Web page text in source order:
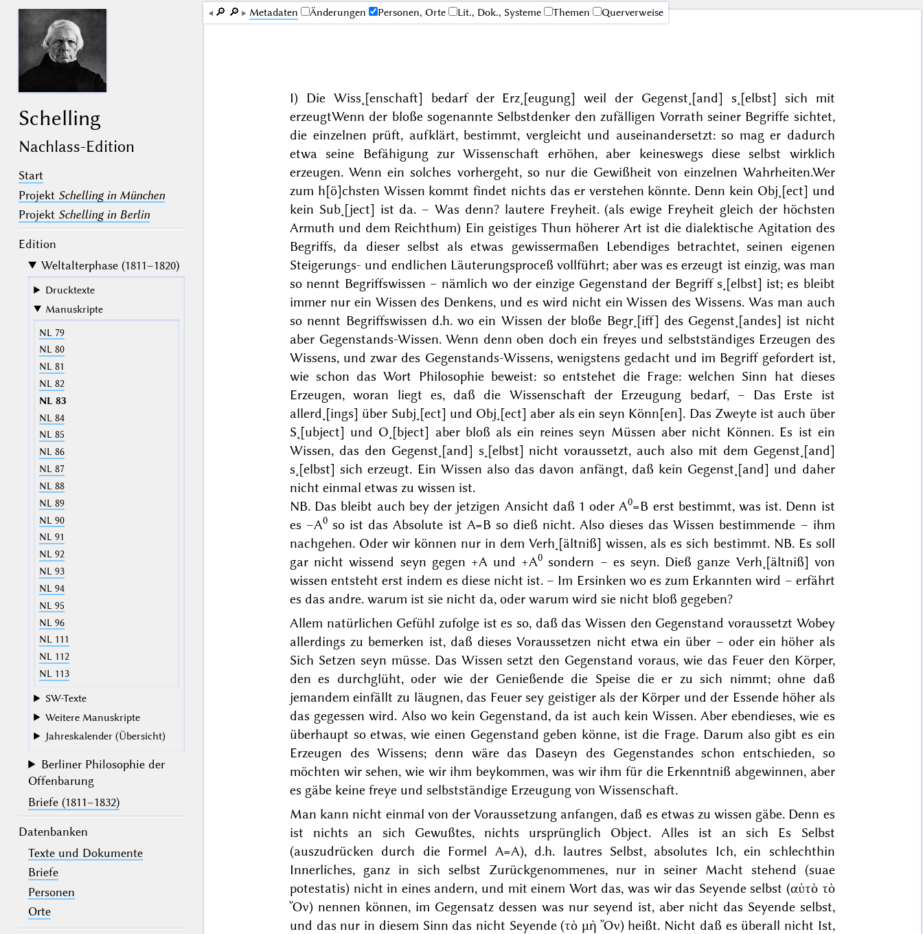
Schelling
Nachlass-Edition
Start
Projekt Schelling in München
Projekt Schelling in Berlin
Edition
Weltalterphase (1811–1820)
Drucktexte
Manuskripte
NL 79
NL 80
NL 81
NL 82
NL 83
NL 84
NL 85
NL 86
NL 87
NL 88
NL 89
NL 90
NL 91
NL 92
NL 93
NL 94
NL 95
NL 96
NL 111
NL 112
NL 113
SW-Texte
Weitere Manuskripte
Jahreskalender (Übersicht)
Berliner Philosophie der
Offenbarung
Briefe (1811–1832)
Datenbanken
Texte und Dokumente
Briefe
Personen
Orte
🔎︎ 🔎︎ Me­ta­da­ten Änderungen Personen, Orte Lit., Dok., Systeme Themen Querverweise
I) Die Wiss˖[enschaft] bedarf der Erz˖[eugung] weil der Gegenst˖[and] s˖[elbst] sich mit
erzeugtWenn der bloße sogenannte Selbstdenker den zufälligen Vorrath seiner Begriffe sichtet,
die einzelnen prüft, aufklärt, bestimmt, vergleicht und auseinandersetzt: so mag er dadurch
etwa seine Befähigung zur Wissenschaft erhöhen, aber keineswegs diese selbst wirklich
erzeugen. Wenn ein solches vorhergeht, so nur die Gewißheit von einzelnen Wahrheiten.Wer
zum h[ö]chsten Wissen kommt findet nichts das er verstehen könnte. Denn kein Obj˖[ect] und
kein Sub˖[ject] ist da. – Was denn? lautere Freyheit. (als ewige Freyheit gleich der höchsten
Armuth und dem Reichthum) Ein geistiges Thun höherer Art ist die dialektische Agitation des
Begriffs, da dieser selbst als etwas gewissermaßen Lebendiges betrachtet, seinen eigenen
Steigerungs- und endlichen Läuterungsproceß vollführt; aber was es erzeugt ist einzig, was man
so nennt Begriffswissen – nämlich wo der einzige Gegenstand der Begriff s˖[elbst] ist; es bleibt
immer nur ein Wissen des Denkens, und es wird nicht ein Wissen des Wissens. Was man auch
so nennt Begriffswissen d.h. wo ein Wissen der bloße Begr˖[iff] des Gegenst˖[andes] ist nicht
aber Gegenstands-Wissen. Wenn denn oben doch ein freyes und selbstständiges Erzeugen des
Wissens, und zwar des Gegenstands-Wissens, wenigstens gedacht und im Begriff gefordert ist,
wie schon das Wort Philosophie beweist: so entstehet die Frage: welchen Sinn hat dieses
Erzeugen, woran liegt es, daß die Wissenschaft der Erzeugung bedarf, – Das Erste ist
allerd˖[ings] über Subj˖[ect] und Obj˖[ect] aber als einseyn Könn[en]. Das Zweyte ist auch über
S˖[ubject] und O˖[bject] aber bloß als ein reines seyn Müssen aber nicht Können. Es ist ein
Wissen, das den Gegenst˖[and] s˖[elbst] nicht voraussetzt, auch also mit dem Gegenst˖[and]
s˖[elbst]sich erzeugt. Ein Wissen also das davon anfängt, daß kein Gegenst˖[and] und daher
nicht einmal etwas zu wissen ist.
NB. Das bleibt auch bey der jetzigen Ansicht daß 1 oder A0=B erst bestimmt, was ist. Denn ist
es –A0 so ist das Absolute ist A=B so dieß nicht. Also dieses das Wissen bestimmende – ihm
nachgehen. Oderwir können nur in dem Verh˖[ältniß]wissen, als es sich bestimmt. NB. Es soll
gar nicht wissend seyn gegen +A und +A0 sondern – es seyn. Dieß ganze Verh˖[ältniß] von
wissen entsteht erst indem es diese nicht ist. – Im Ersinken wo es zum Erkannten wird – erfährt
es das andre.warum ist sie nicht da, oder warum wird sie nicht bloß gegeben?
Allem natürlichen Gefühl zufolge ist es so, daß das Wissen den Gegenstandvoraussetzt Wobey
allerdings zu bemerken ist, daß dieses Voraussetzen nicht etwa ein über – oder ein höher als
Sich Setzen seyn müsse. Das Wissen setzt den Gegenstand voraus, wie das Feuer den Körper,
den es durchglüht, oder wie der Genießende die Speise die er zu sich nimmt; ohne daß
jemandem einfälltzu läugnen, das Feuer sey geistiger als der Körper und der Essende höher als
das gegessen wird. Also wo kein Gegenstand, da ist auch kein Wissen. Aber ebendieses, wie es
überhaupt so etwas, wie einen Gegenstand geben könne, ist die Frage. Darum also gibt es ein
Erzeugen des Wissens; denn wäre das Daseyn des Gegenstandes schon entschieden, so
möchten wir sehen, wie wir ihm beykommen, was wir ihm für die Erkenntniß abgewinnen, aber
es gäbe keine freye und selbstständige Erzeugung von Wissenschaft.
Man kann nicht einmal von der Voraussetzung anfangen, daß es etwas zu wissen gäbe. Denn es
ist nichts an sich Gewußtes, nichts ursprünglich Object. Alles ist an sich Es Selbst
(auszudrücken durch die Formel A=A), d.h. lautres Selbst, absolutes Ich, ein schlechthin
Innerliches, ganz in sich selbst Zurückgenommenes, nur in seiner Macht stehend (suae
potestatis) nicht in eines andern, und mit einem Wort das, was wir das Seyende selbst (αὐτὸ τὸ
Ὄν) nennen können, im Gegensatz dessen was nur seyend ist, aber nicht das Seyende selbst,
und das nur in diesem Sinn das nicht Seyende (τὸ μὴ Ὄν) heißt. Nicht daß es überall nicht Ist,